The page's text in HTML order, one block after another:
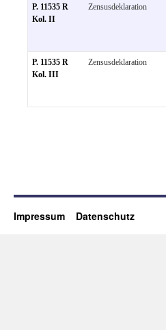
P. 11535 R
Kol. II
Zensusdeklaration
P. 11535 R
Kol. III
Zensusdeklaration
Impressum Datenschutz